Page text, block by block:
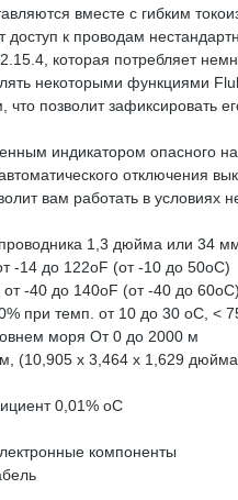
вместе с гибким
доступ к проводам
которая потребляет
некоторыми функциями
позволит зафиксировать
индикатором опасного
отключения
вам работать в условиях
1,3 дюйма или 34
-14 до 122оF (от -10 до 50оC)
-40 до 140оF (от -40 до 60оC)
при темп. от 10 до 30 оC, <
моря От 0 до 2000 м
(10,905 x 3,464 x 1,629
0,01% оC
компоненты